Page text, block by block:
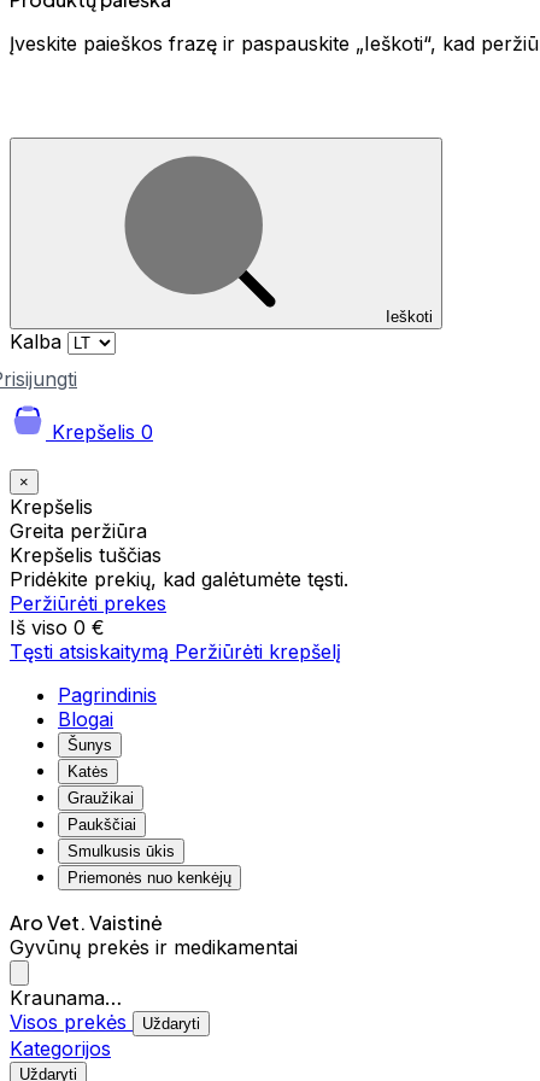
Įveskite paieškos frazę ir paspauskite „Ieškoti“, kad
Ieškoti
Kalba
Krepšelis 0
×
Krepšelis
Greita peržiūra
Krepšelis tuščias
Pridėkite prekių, kad galėtumėte tęsti.
Peržiūrėti prekes
Iš viso 0 €
Tęsti atsiskaitymą Peržiūrėti krepšelį
Pagrindinis
Blogai
Šunys
Katės
Graužikai
Paukščiai
Smulkusis ūkis
Priemonės nuo kenkėjų
Aro Vet. Vaistinė
Gyvūnų prekės ir medikamentai
Kraunama…
Visos prekės
Uždaryti
Kategorijos
Uždaryti